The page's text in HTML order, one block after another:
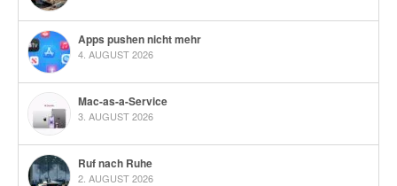
Apps pushen nicht mehr
4. AUGUST 2026
Mac-as-a-Service
3. AUGUST 2026
Ruf nach Ruhe
2. AUGUST 2026